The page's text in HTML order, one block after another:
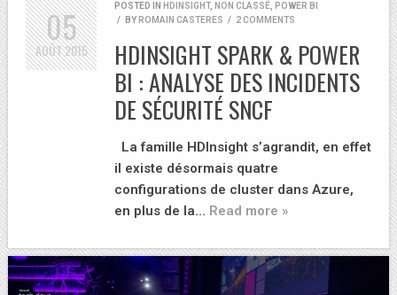
POSTED IN HDINSIGHT, NON CLASSÉ
POWER BI
/
BY ROMAIN CASTERES / 2 COMMENTS
HDINSIGHT SPARK & POWER
BI : ANALYSE DES INCIDENTS
DE SÉCURITÉ SNCF
La famille HDInsight s’agrandit, en effet
il existe désormais quatre
configurations de cluster dans Azure,
en plus de la… Read more »
05
AOÛT2015